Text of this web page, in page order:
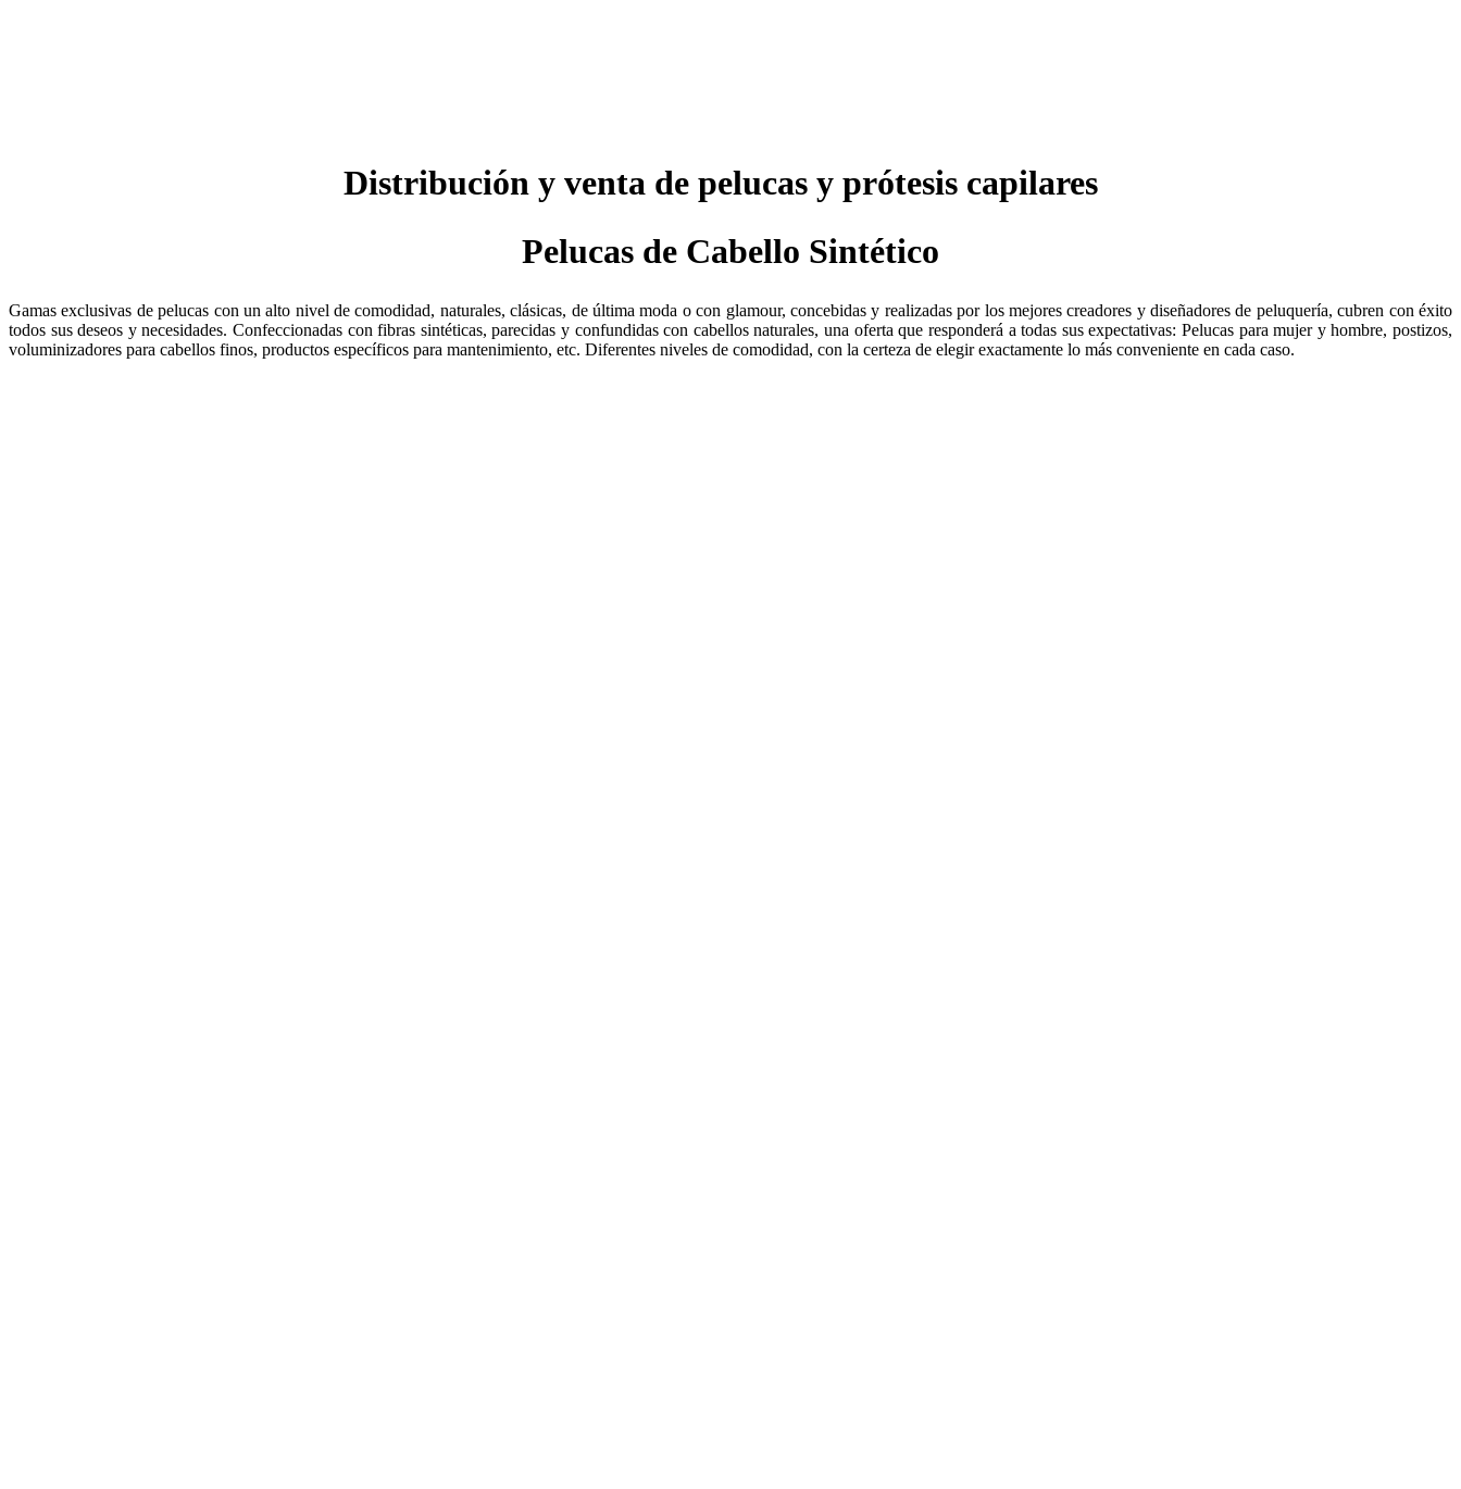
Distribución y venta de pelucas y prótesis capilares
Pelucas de Cabello Sintético
Gamas exclusivas de pelucas con un alto nivel de comodidad, naturales, clásicas, de última moda o con glamour, concebidas y realizadas por los mejores creadores y diseñadores de peluquería, cubren con éxito
todos sus deseos y necesidades. Confeccionadas con fibras sintéticas, parecidas y confundidas con cabellos naturales, una oferta que responderá a todas sus expectativas: Pelucas para mujer y hombre, postizos,
voluminizadores para cabellos finos, productos específicos para mantenimiento, etc. Diferentes niveles de comodidad, con la certeza de elegir exactamente lo más conveniente en cada caso.